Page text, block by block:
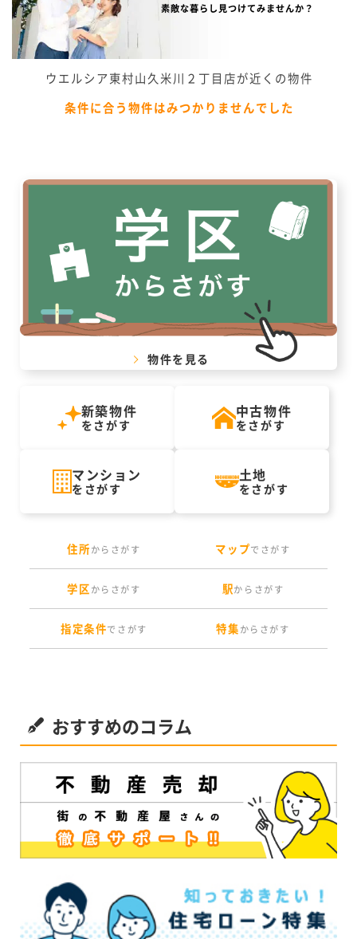
素敵な暮らし見つけてみませんか？
ウエルシア東村山久米川２丁目店が近くの物件
条件に合う物件はみつかりませんでした
物件を見る
新築物件
をさがす
中古物件
をさがす
マンション
をさがす
土地
をさがす
住所からさがす マップでさがす
学区からさがす 駅からさがす
指定条件でさがす 特集からさがす
おすすめのコラム